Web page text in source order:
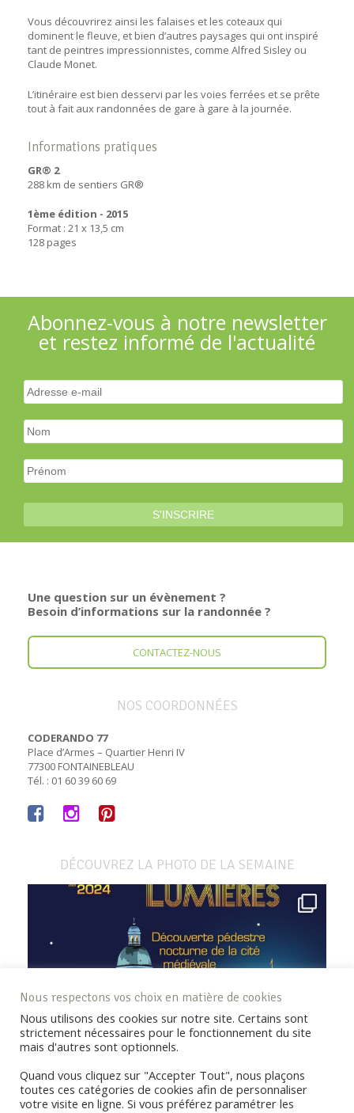
Vous découvrirez ainsi les falaises et les coteaux qui
dominent le fleuve, et bien d’autres paysages qui ont inspiré
tant de peintres impressionnistes, comme Alfred Sisley ou
Claude Monet.
L’itinéraire est bien desservi par les voies ferrées et se prête
tout à fait aux randonnées de gare à gare à la journée.
Informations pratiques
GR® 2
288 km de sentiers GR®
1ème édition - 2015
Format : 21 x 13,5 cm
128 pages
Abonnez-vous à notre newsletter
et restez informé de l'actualité
Une question sur un évènement ?
Besoin d’informations sur la randonnée ?
CONTACTEZ-NOUS
NOS COORDONNÉES
CODERANDO 77
Place d’Armes – Quartier Henri IV
77300 FONTAINEBLEAU
Tél. : 01 60 39 60 69
DÉCOUVREZ LA PHOTO DE LA SEMAINE
Nous respectons vos choix en matière de cookies
Nous utilisons des cookies sur notre site. Certains sont
strictement nécessaires pour le fonctionnement du site
mais d'autres sont optionnels.
Quand vous cliquez sur "Accepter Tout", nous plaçons
toutes ces catégories de cookies afin de personnaliser
votre visite en ligne. Si vous préférez paramétrer les